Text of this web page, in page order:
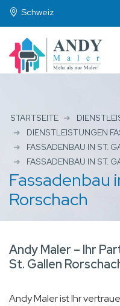
Schweiz
STARTSEITE
DIENSTLEISTUNGEN
FASSADENBAU IN ST.
FASSADENBAU IN ST.
Fassadenbau
Rorschach
Andy Maler – Ihr
St. Gallen
Andy Maler ist Ihr